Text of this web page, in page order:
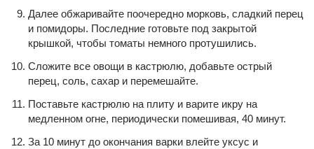
Далее обжаривайте поочередно морковь, сладкий перец
и помидоры. Последние готовьте под закрытой
крышкой, чтобы томаты немного протушились.
Сложите все овощи в кастрюлю, добавьте острый
перец, соль, сахар и перемешайте.
Поставьте кастрюлю на плиту и варите икру на
медленном огне, периодически помешивая, 40 минут.
За 10 минут до окончания варки влейте уксус и